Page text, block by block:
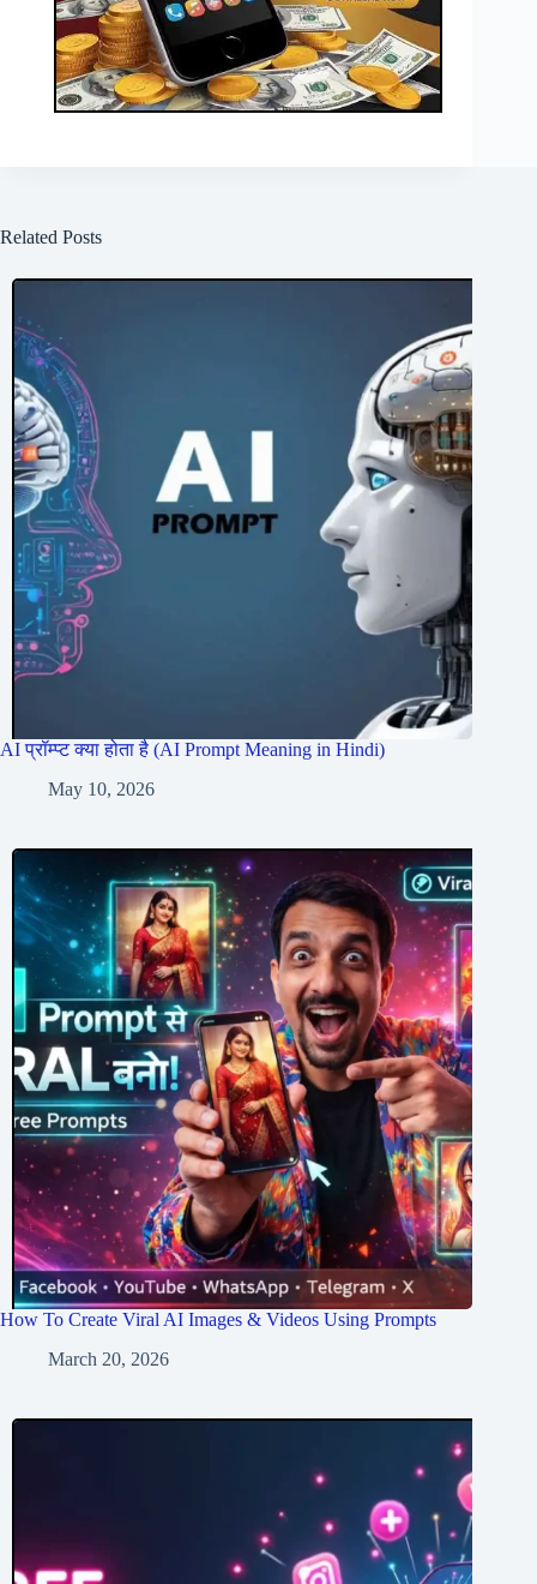
Related Posts
AI प्रॉम्प्ट क्या होता है (AI Prompt Meaning in Hindi)
May 10, 2026
How To Create Viral AI Images & Videos Using Prompts
March 20, 2026